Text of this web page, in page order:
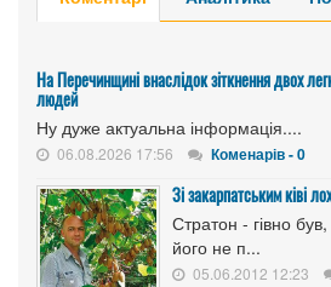
На Перечинщині внаслідок зіткнення двох
людей
Ну дуже актуальна інформація....
06.08.2026 17:56 Коменарів - 0
Зі закарпатським ківі
Стратон - гівно
його не п...
05.06.2012 12:23